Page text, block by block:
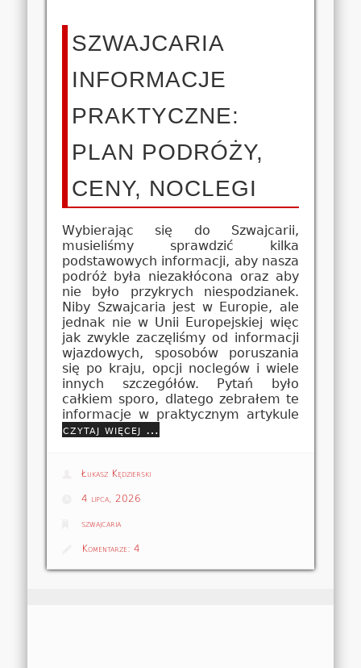
SZWAJCARIA
INFORMACJE
PRAKTYCZNE:
PLAN PODRÓŻY,
CENY, NOCLEGI
Wybierając się do Szwajcarii,
musieliśmy sprawdzić kilka
podstawowych informacji, aby nasza
podróż była niezakłócona oraz aby
nie było przykrych niespodzianek.
Niby Szwajcaria jest w Europie, ale
jednak nie w Unii Europejskiej więc
jak zwykle zaczęliśmy od informacji
wjazdowych, sposobów poruszania
się po kraju, opcji noclegów i wiele
innych szczegółów. Pytań było
całkiem sporo, dlatego zebrałem te
informacje w praktycznym artykule
czytaj więcej …
Łukasz Kędzierski
4 lipca, 2026
szwajcaria
Komentarze:4